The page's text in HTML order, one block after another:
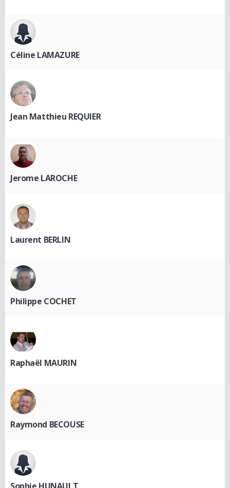
Céline LAMAZURE
Jean Matthieu REQUIER
Jerome LAROCHE
Laurent BERLIN
Philippe COCHET
Raphaël MAURIN
Raymond BECOUSE